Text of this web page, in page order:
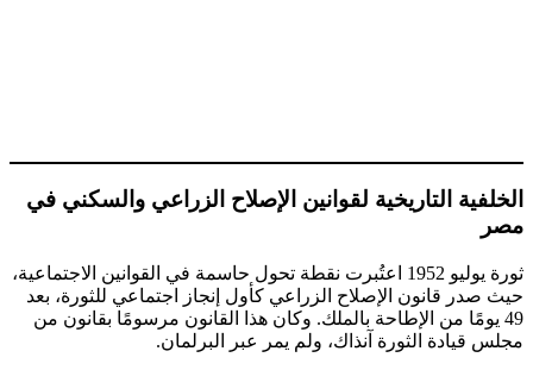
الخلفية التاريخية لقوانين الإصلاح الزراعي والسكني في
مصر
ثورة يوليو 1952 اعتُبرت نقطة تحول حاسمة في القوانين الاجتماعية،
حيث صدر قانون الإصلاح الزراعي كأول إنجاز اجتماعي للثورة، بعد
49 يومًا من الإطاحة بالملك. وكان هذا القانون مرسومًا بقانون من
مجلس قيادة الثورة آنذاك، ولم يمر عبر البرلمان.